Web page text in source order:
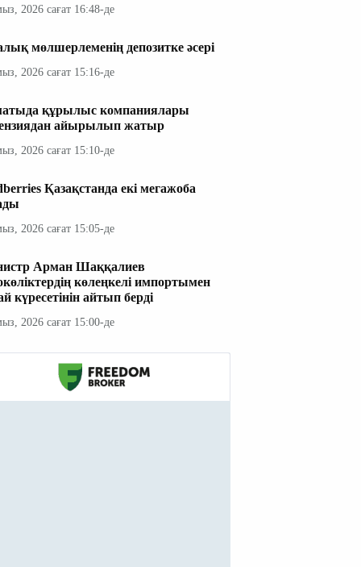
2026 сағат 16:48-де
мөлшерлеменің депозитке әсері
2026 сағат 15:16-де
құрылыс компаниялары
айырылып жатыр
2026 сағат 15:10-де
Қазақстанда екі мегажоба
2026 сағат 15:05-де
Арман Шаққалиев
көлеңкелі импортымен
күресетінін айтып берді
2026 сағат 15:00-де